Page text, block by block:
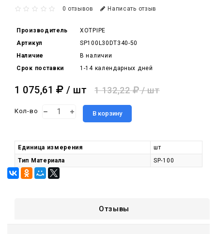
0 отзывов Написать отзыв
Производитель
XOTPIPE
Артикул
SP100L30DT340-50
Наличие
В наличии
Срок поставки
1-14 календарных дней
1 075,61 / шт 1 132,22 / шт
Кол-во В корзину
Единица измерения
шт
Тип Материала
SP-100
Отзывы